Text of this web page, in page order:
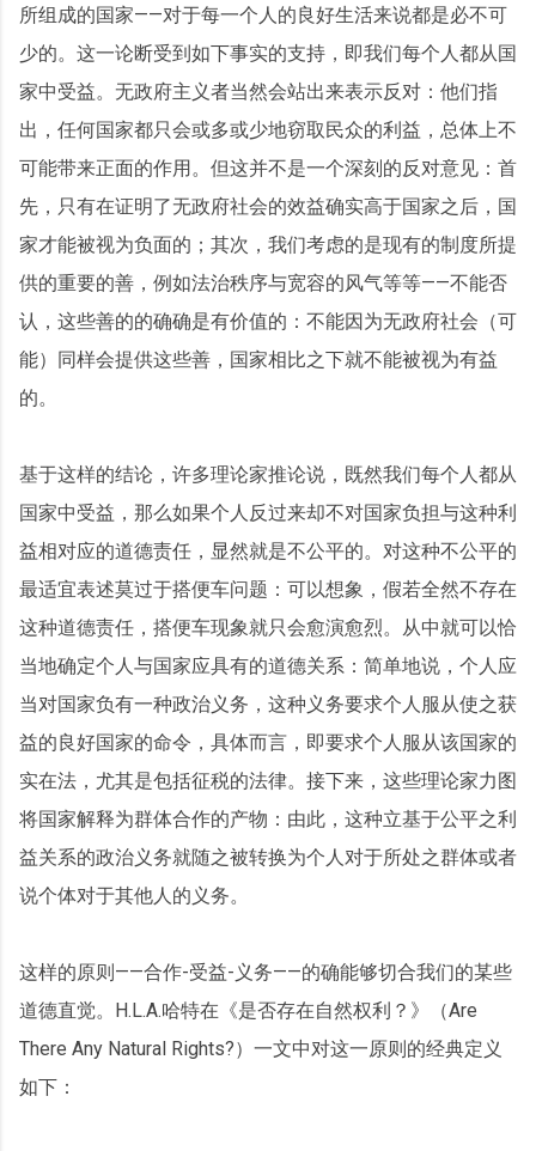
所组成的国家——对于每一个人的良好生活来说都是必不可
少的。这一论断受到如下事实的支持，即我们每个人都从国
家中受益。无政府主义者当然会站出来表示反对：他们指
出，任何国家都只会或多或少地窃取民众的利益，总体上不
可能带来正面的作用。但这并不是一个深刻的反对意见：首
先，只有在证明了无政府社会的效益确实高于国家之后，国
家才能被视为负面的；其次，我们考虑的是现有的制度所提
供的重要的善，例如法治秩序与宽容的风气等等——不能否
认，这些善的的确确是有价值的：不能因为无政府社会（可
能）同样会提供这些善，国家相比之下就不能被视为有益
的。
基于这样的结论，许多理论家推论说，既然我们每个人都从
国家中受益，那么如果个人反过来却不对国家负担与这种利
益相对应的道德责任，显然就是不公平的。对这种不公平的
最适宜表述莫过于搭便车问题：可以想象，假若全然不存在
这种道德责任，搭便车现象就只会愈演愈烈。从中就可以恰
当地确定个人与国家应具有的道德关系：简单地说，个人应
当对国家负有一种政治义务，这种义务要求个人服从使之获
益的良好国家的命令，具体而言，即要求个人服从该国家的
实在法，尤其是包括征税的法律。接下来，这些理论家力图
将国家解释为群体合作的产物：由此，这种立基于公平之利
益关系的政治义务就随之被转换为个人对于所处之群体或者
说个体对于其他人的义务。
这样的原则——合作-受益-义务——的确能够切合我们的某些
道德直觉。H.L.A.哈特在《是否存在自然权利？》（Are
There Any Natural Rights?）一文中对这一原则的经典定义
如下：